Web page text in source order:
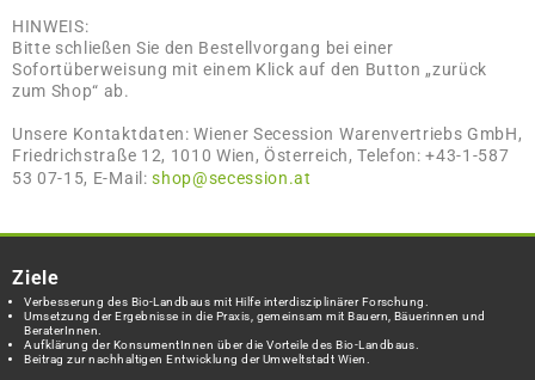
HINWEIS:
Bitte schließen Sie den Bestellvorgang bei einer
Sofortüberweisung mit einem Klick auf den Button „zurück
zum Shop“ ab.
Unsere Kontaktdaten: Wiener Secession Warenvertriebs GmbH,
Friedrichstraße 12, 1010 Wien, Österreich, Telefon: +43-1-587
53 07-15, E-Mail:shop@secession.at
Ziele
Verbesserung des Bio-Landbaus mit Hilfe interdisziplinärer Forschung.
Umsetzung der Ergebnisse in die Praxis, gemeinsam mit Bauern, Bäuerinnen und
BeraterInnen.
Aufklärung der KonsumentInnen über die Vorteile des Bio-Landbaus.
Beitrag zur nachhaltigen Entwicklung der Umweltstadt Wien.